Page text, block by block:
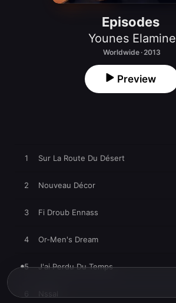
Episodes
Younes Elamine
Worldwide · 2013
Preview
1 Sur La Route Du Désert
2 Nouveau Décor
3 Fi Droub Ennass
4 Or-Men's Dream
5 J'ai Perdu Du Temps
Nssal